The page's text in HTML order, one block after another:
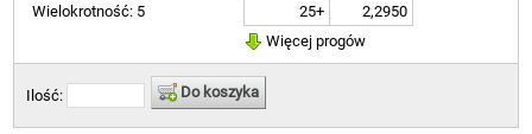
Wielokrotność: 5
25+
2,2950
Więcej progów
Ilość: Do koszyka